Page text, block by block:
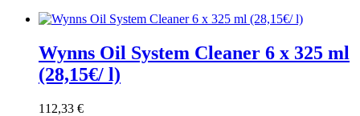
Wynns Oil System Cleaner 6 x 325 ml
(28,15€/ l)
112,33 €